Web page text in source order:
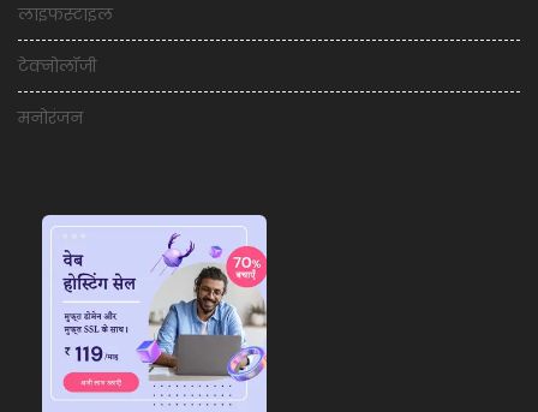
लाइफस्टाइल
टेक्नोलॉजी
मनोरंजन